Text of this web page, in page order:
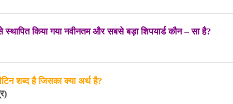
स्थापित किया गया नवीनतम और सबसे बड़ा शिपयार्ड कौन – सा है?
शब्द है जिसका क्या अर्थ है?